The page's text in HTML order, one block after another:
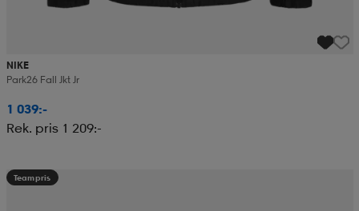
NIKE
Park26 Fall Jkt Jr
1 039:-
Rek. pris 1 209:-
Teampris